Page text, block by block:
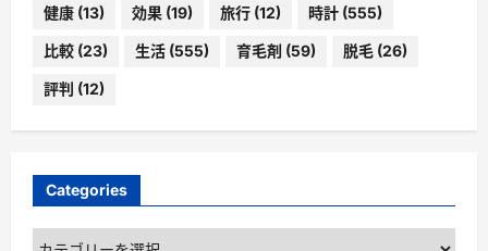
健康 (13) 効果 (19) 旅行 (12) 時計 (555)
比較 (23) 生活 (555) 育毛剤 (59) 脱毛 (26)
評判 (12)
Categories
Categories